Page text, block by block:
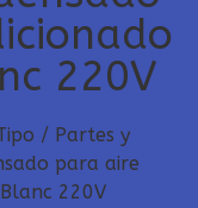
220V
/ Partes y
para aire
220V